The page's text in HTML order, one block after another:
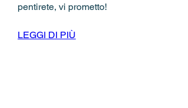
pentirete, vi prometto!
LEGGI DI PIÙ